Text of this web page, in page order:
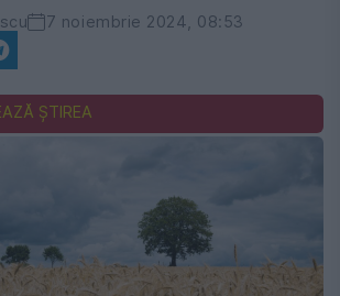
7 noiembrie 2024, 08:53
ȘTIREA